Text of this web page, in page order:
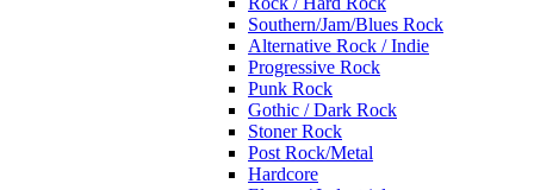
Southern/Jam/Blues Rock
Alternative Rock / Indie
Progressive Rock
Punk Rock
Gothic / Dark Rock
Stoner Rock
Post Rock/Metal
Hardcore